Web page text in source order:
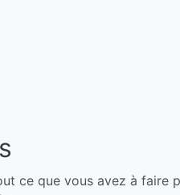
ce que vous avez à faire